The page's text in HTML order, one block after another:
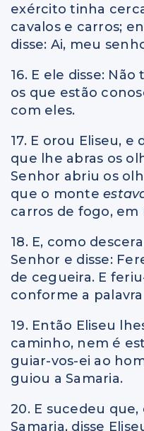
exército tinha
cavalos e carros;
disse: Ai, meu
16. E ele disse:
os que estão
com eles.
17. E orou Eliseu, e
que lhe abras os
Senhor abriu os
que o monte
carros de fogo, em
18. E, como
Senhor e disse:
de cegueira. E
conforme a
19. Então Eliseu
caminho, nem é
guiar-vos-ei ao
guiou a Samaria.
20. E sucedeu
Samaria, disse